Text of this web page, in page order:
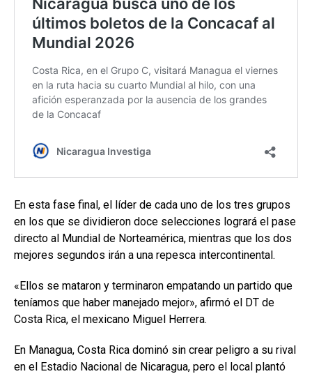
En esta fase final, el líder de cada uno de los tres grupos
en los que se dividieron doce selecciones logrará el pase
directo al Mundial de Norteamérica, mientras que los dos
mejores segundos irán a una repesca intercontinental.
«Ellos se mataron y terminaron empatando un partido que
teníamos que haber manejado mejor», afirmó el DT de
Costa Rica, el mexicano Miguel Herrera.
En Managua, Costa Rica dominó sin crear peligro a su rival
en el Estadio Nacional de Nicaragua, pero el local plantó